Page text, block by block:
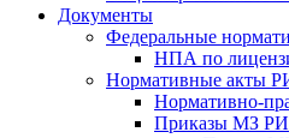
Документы
Федеральные
НПА по
Нормативные акты
Нормативно-
Приказы МЗ РИ